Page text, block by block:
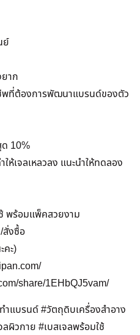
ย์
าก
พที่ต้องการพัฒนาแบรนด์ของตัว
10%
ห้เจลเหลวลง แนะนำให้ทดลอง
พร้อมแพ็คสวยงาม
สั่งซื้อ
คะ)
share/1EHbQJ5vam/
ำแบรนด์ #วัตถุดิบเครื่องสำอาง
ผิวกาย #เบสเจลพร้อมใช้